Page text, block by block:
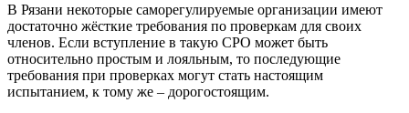
В Рязани некоторые саморегулируемые организации имеют
достаточно жёсткие требования по проверкам для своих
членов. Если вступление в такую СРО может быть
относительно простым и лояльным, то последующие
требования при проверках могут стать настоящим
испытанием, к тому же – дорогостоящим.